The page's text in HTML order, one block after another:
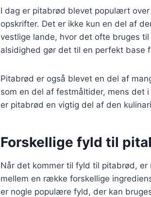
I dag er pitabrød blevet populært
opskrifter. Det er ikke kun en del af
vestlige lande, hvor det ofte bruges
alsidighed gør det til en perfekt base
Pitabrød er også blevet en del af
som en del af festmåltider, mens det
er pitabrød en vigtig del af den
Forskellige fyld til
Når det kommer til fyld til pitabrød,
mellem en række forskellige
er nogle populære fyld, der kan